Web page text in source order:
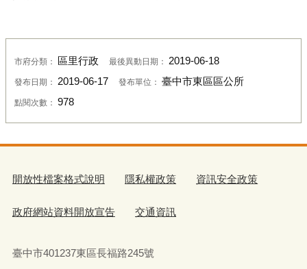
市府分類： 區里行政 最後異動日期： 2019-06-18
發布日期： 2019-06-17 發布單位： 臺中市東區區公所
點閱次數： 978
開放性檔案格式說明 隱私權政策 資訊安全政策
政府網站資料開放宣告 交通資訊
臺中市401237東區長福路245號